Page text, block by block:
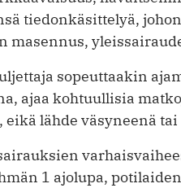
tiedonkäsittelyä,
masennus,
sopeuttaakin
ajaa kohtuullisia
lähde väsyneenä
1 ajolupa,